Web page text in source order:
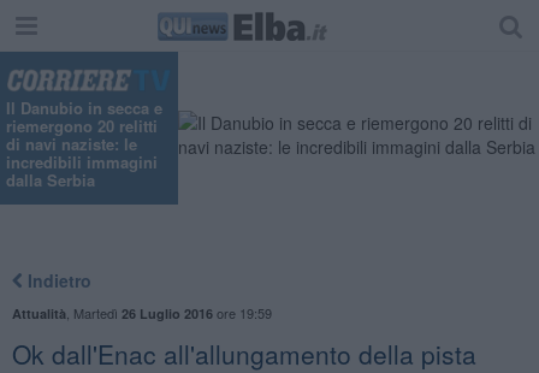
Il Danubio in secca e
riemergono 20 relitti
di navi naziste: le
incredibili immagini
dalla Serbia
Indietro
Attualità Martedì 26 Luglio 2016ore 19:59
Ok dall'Enac all'allungamento della pista